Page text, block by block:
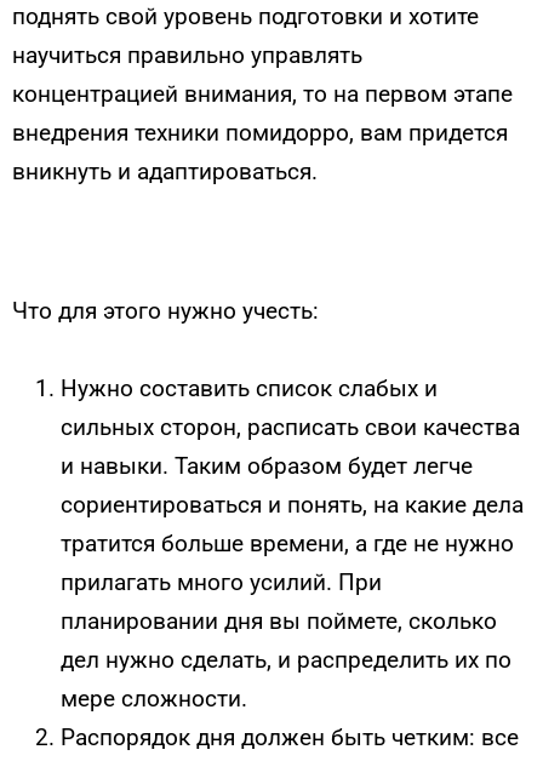
поднять свой уровень подготовки и хотите
научиться правильно управлять
концентрацией внимания, то на первом этапе
внедрения техники помидорро, вам придется
вникнуть и адаптироваться.
Что для этого нужно учесть:
Нужно составить список слабых и
сильных сторон, расписать свои качества
и навыки. Таким образом будет легче
сориентироваться и понять, на какие дела
тратится больше времени, а где не нужно
прилагать много усилий. При
планировании дня вы поймете, сколько
дел нужно сделать, и распределить их по
мере сложности.
Распорядок дня должен быть четким: все